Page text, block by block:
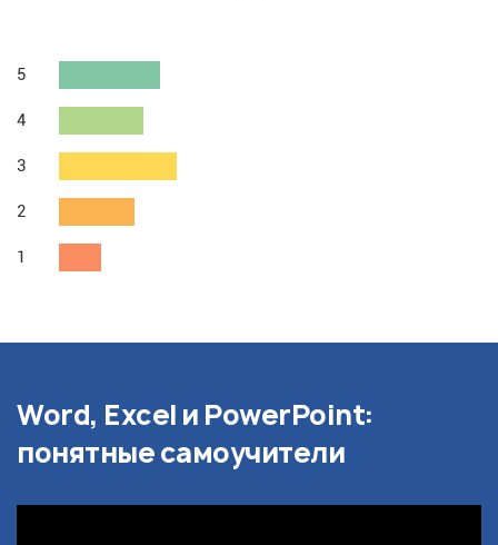
5
4
3
2
1
Word, Excel и PowerPoint:
понятные самоучители